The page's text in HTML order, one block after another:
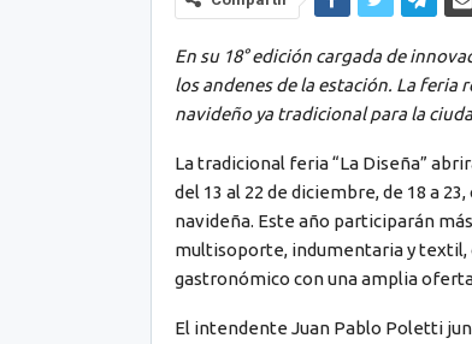
En su 18° edición cargada de
los andenes de la estación. La
navideño ya tradicional para la
La tradicional feria “La Diseña”
del 13 al 22 de diciembre, de 18 a
navideña. Este año participarán
multisoporte, indumentaria y textil,
gastronómico con una amplia
El intendente Juan Pablo Poletti